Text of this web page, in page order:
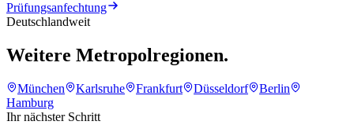
Prüfungsanfechtung
Deutschlandweit
Weitere Metropolregionen.
München Karlsruhe Frankfurt Düsseldorf
Berlin
Hamburg
Ihr nächster Schritt